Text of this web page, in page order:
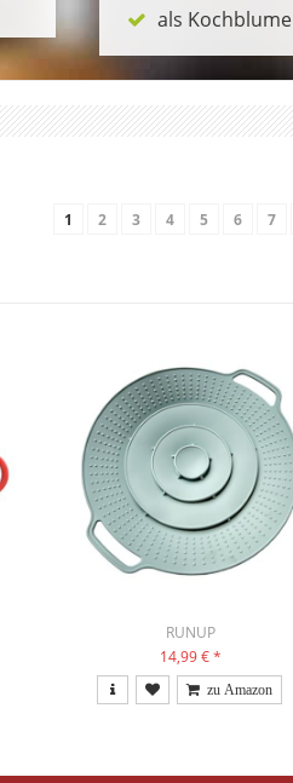
als Kochblume
1 2 3 4 5 6 7
RUNUP
14,99 €*